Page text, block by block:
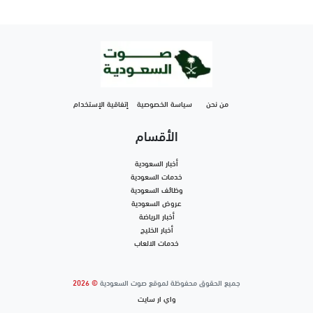
من نحن سياسة الخصوصية إتفاقية الإستخدام
الأقسام
أخبار السعودية
خدمات السعودية
وظائف السعودية
عروض السعودية
أخبار الرياضة
أخبار الخليج
خدمات الالعاب
جميع الحقوق محفوظة لموقع صوت السعودية© 2026
واي ار سايت